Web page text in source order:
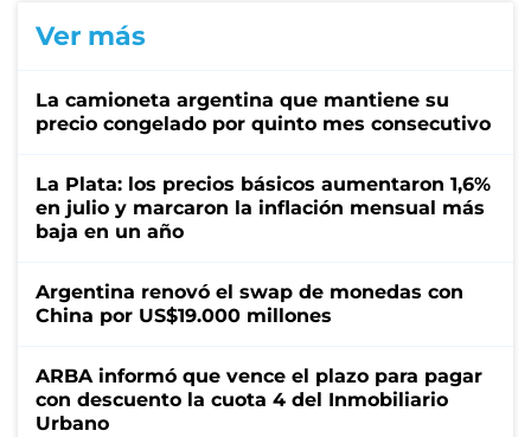
Ver más
La camioneta argentina que mantiene su
precio congelado por quinto mes consecutivo
La Plata: los precios básicos aumentaron 1,6%
en julio y marcaron la inflación mensual más
baja en un año
Argentina renovó el swap de monedas con
China por US$19.000 millones
ARBA informó que vence el plazo para pagar
con descuento la cuota 4 del Inmobiliario
Urbano